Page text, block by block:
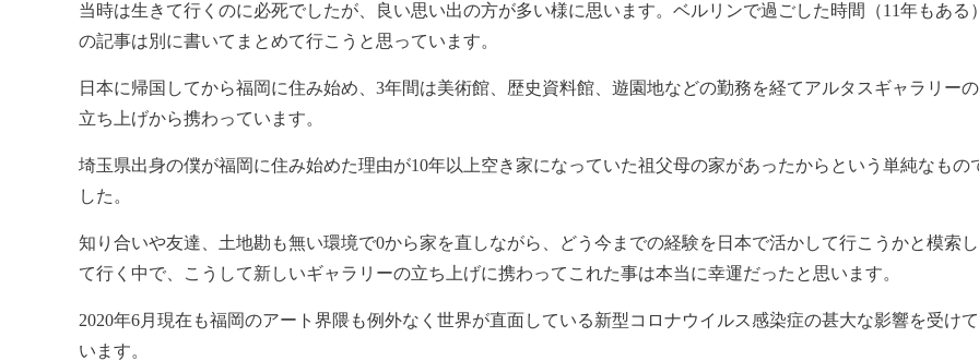
当時は生きて行くのに必死でしたが、良い思い出の方が多い様に思います。ベルリンで過ごした時間（11年もある）
の記事は別に書いてまとめて行こうと思っています。
日本に帰国してから福岡に住み始め、3年間は美術館、歴史資料館、遊園地などの勤務を経てアルタスギャラリーの
立ち上げから携わっています。
埼玉県出身の僕が福岡に住み始めた理由が10年以上空き家になっていた祖父母の家があったからという単純なもの
した。
知り合いや友達、土地勘も無い環境で0から家を直しながら、どう今までの経験を日本で活かして行こうかと模索し
て行く中で、こうして新しいギャラリーの立ち上げに携わってこれた事は本当に幸運だったと思います。
2020年6月現在も福岡のアート界隈も例外なく世界が直面している新型コロナウイルス感染症の甚大な影響を受けて
います。